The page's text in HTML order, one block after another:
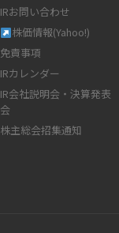
IRお問い合わせ
株価情報(Yahoo!)
免責事項
IRカレンダー
IR会社説明会・決算発表
会
株主総会招集通知